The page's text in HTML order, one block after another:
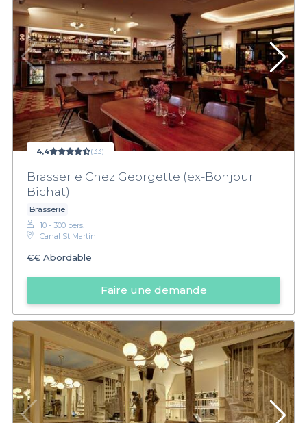
4,4 (33)
Brasserie Chez Georgette (ex-Bonjour
Bichat)
Brasserie
10 - 300 pers.
Canal St Martin
€€ Abordable
Faire une demande